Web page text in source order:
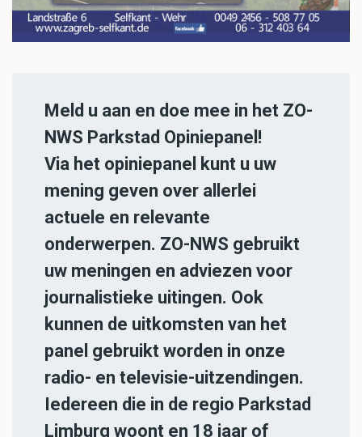
Meld u aan en doe mee in het ZO-
NWS Parkstad Opiniepanel!
Via het opiniepanel kunt u uw
mening geven over allerlei
actuele en relevante
onderwerpen. ZO-NWS gebruikt
uw meningen en adviezen voor
journalistieke uitingen. Ook
kunnen de uitkomsten van het
panel gebruikt worden in onze
radio- en televisie-uitzendingen.
Iedereen die in de regio Parkstad
Limburg woont en 18 jaar of